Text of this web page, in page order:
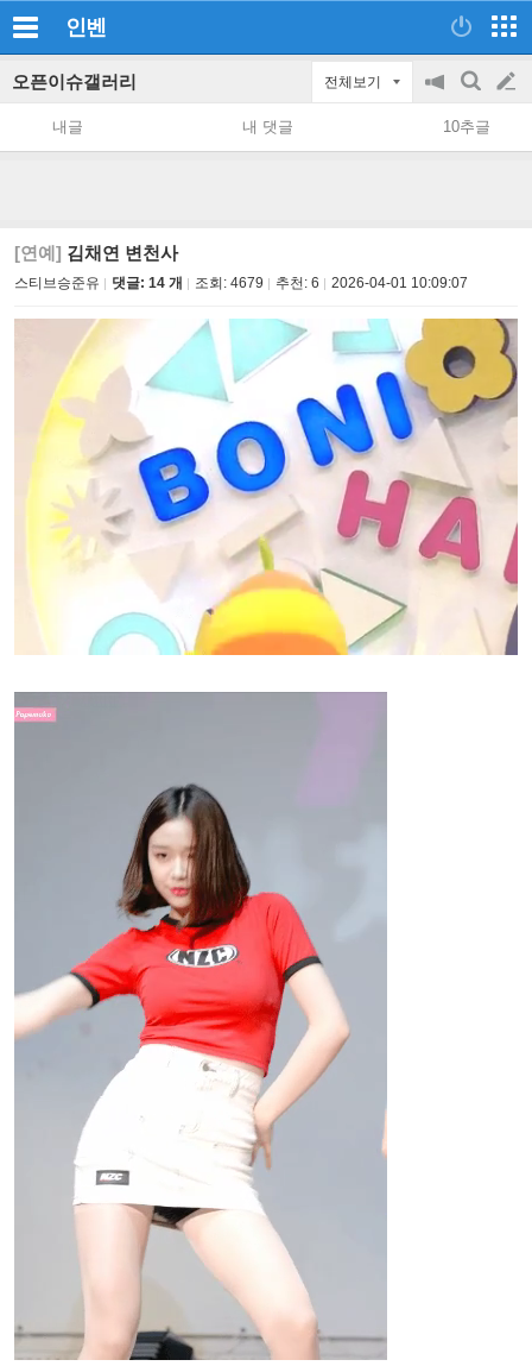
인벤
오픈이슈갤러리 전체보기
공
지
on/off
검
색
글
쓰
내글 내 댓글 10추글
[연예] 김채연 변천사
스티브승준유 댓글: 14 개 조회: 4679 추천: 6 2026-04-01 10:09:07